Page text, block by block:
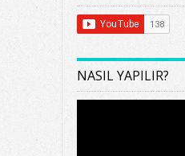
NASIL YAPILIR?